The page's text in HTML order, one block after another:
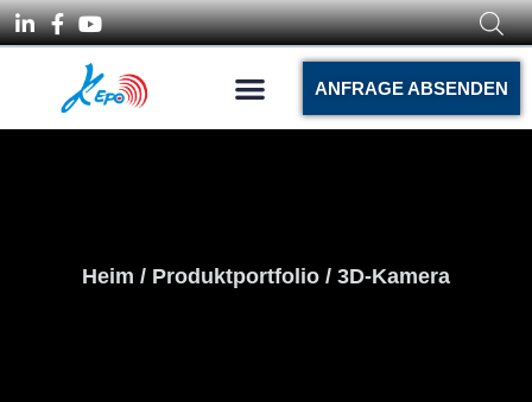
ANFRAGE ABSENDEN
Heim / Produktportfolio / 3D-Kamera